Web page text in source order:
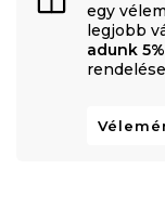
egy
legjobb
adunk